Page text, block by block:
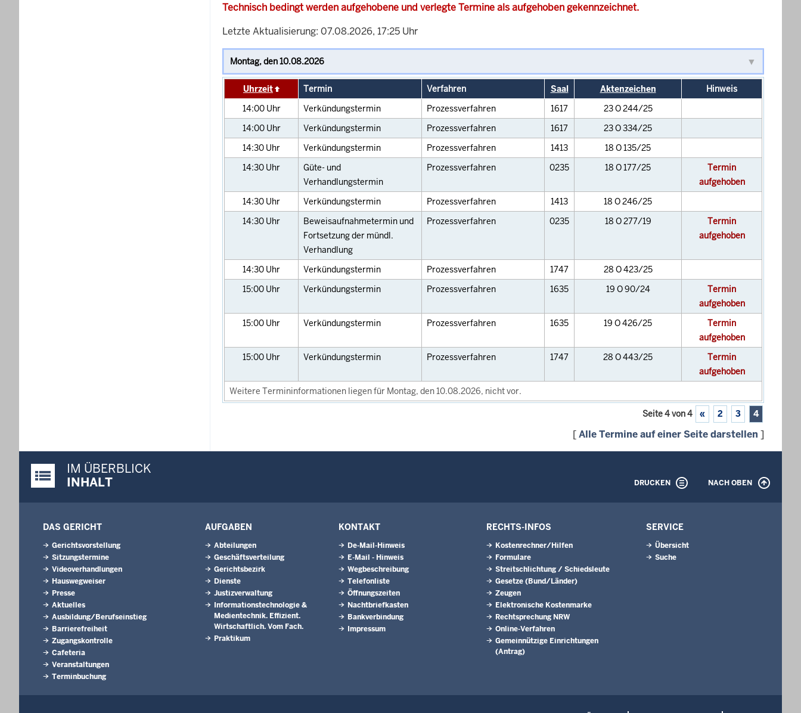
Technisch bedingt werden aufgehobene und verlegte Termine als aufgehoben gekennzeichnet.
Letzte Aktualisierung: 07.08.2026, 17:25 Uhr
Uhrzeit Termin Verfahren Saal Aktenzeichen
Hinweis
14:00 Uhr Verkündungstermin Prozessverfahren 1617
23 O 244/25
14:00 Uhr Verkündungstermin Prozessverfahren 1617
23 O 334/25
14:30 Uhr Verkündungstermin Prozessverfahren 1413
18 O 135/25
14:30 Uhr
Güte- und
Verhandlungstermin
Prozessverfahren 0235 18 O 177/25
Termin
aufgehoben
14:30 Uhr Verkündungstermin Prozessverfahren 1413
18 O 246/25
14:30 Uhr
Beweisaufnahmetermin und
Fortsetzung der mündl.
Verhandlung
Prozessverfahren 0235 18 O 277/19
Termin
aufgehoben
14:30 Uhr Verkündungstermin Prozessverfahren 1747
28 O 423/25
15:00 Uhr Verkündungstermin Prozessverfahren 1635 19 O 90/24
Termin
aufgehoben
15:00 Uhr Verkündungstermin Prozessverfahren 1635 19 O 426/25
Termin
aufgehoben
15:00 Uhr Verkündungstermin Prozessverfahren 1747 28 O 443/25
Termin
aufgehoben
Weitere Termininformationen liegen für Montag, den 10.08.2026, nicht vor.
Seite 4 von 4 « 2 3 4
[Alle Termine auf einer Seite darstellen ]
Justiz-Portal im Überblick:
IM ÜBERBLICK
INHALT
DRUCKEN NACH OBEN
DAS GERICHT
Gerichtsvorstellung
Sitzungstermine
Videoverhandlungen
Hauswegweiser
Presse
Aktuelles
Ausbildung/Berufseinstieg
Barrierefreiheit
Zugangskontrolle
Cafeteria
Veranstaltungen
Terminbuchung
AUFGABEN
Abteilungen
Geschäftsverteilung
Gerichtsbezirk
Dienste
Justizverwaltung
Informationstechnologie &
Medientechnik. Effizient.
Wirtschaftlich. Vom Fach.
Praktikum
KONTAKT
De-Mail-Hinweis
E-Mail - Hinweis
Wegbeschreibung
Telefonliste
Öffnungszeiten
Nachtbriefkasten
Bankverbindung
Impressum
RECHTS-INFOS
Kostenrechner/Hilfen
Formulare
Streitschlichtung / Schiedsleute
Gesetze (Bund/Länder)
Zeugen
Elektronische Kostenmarke
Rechtsprechung NRW
Online-Verfahren
Gemeinnützige Einrichtungen
(Antrag)
SERVICE
Übersicht
Suche